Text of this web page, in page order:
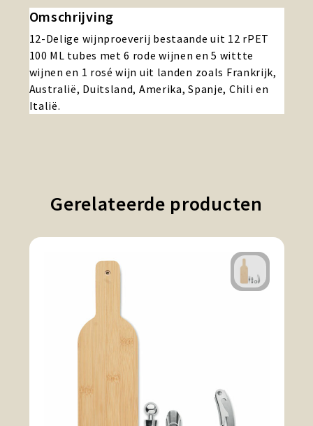
Omschrijving
12-Delige wijnproeverij bestaande uit 12 rPET
100 ML tubes met 6 rode wijnen en 5 wittte
wijnen en 1 rosé wijn uit landen zoals Frankrijk,
Australië, Duitsland, Amerika, Spanje, Chili en
Italië.
Gerelateerde producten